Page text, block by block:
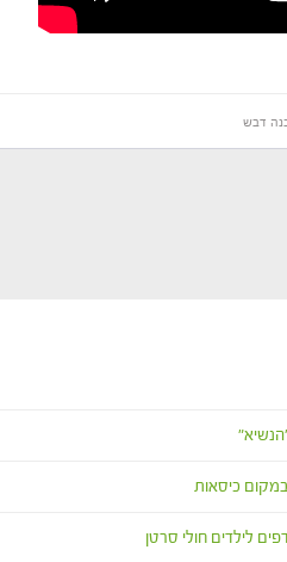
דבש
כיסאות
לילדים חולי סרטן